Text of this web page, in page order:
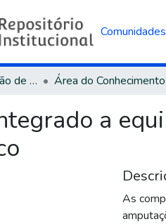
Trabalhos de Conclusão de Curso
a
As